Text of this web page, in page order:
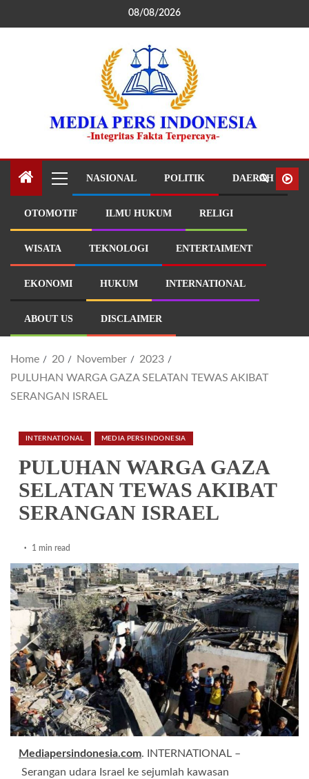
08/08/2026
NASIONAL POLITIK DAERAH
OTOMOTIF ILMU HUKUM RELIGI
WISATA TEKNOLOGI ENTERTAIMENT
EKONOMI HUKUM INTERNATIONAL
ABOUT US DISCLAIMER
Home 20 November
2023
PULUHAN WARGA GAZA SELATAN TEWAS AKIBAT
SERANGAN ISRAEL
INTERNATIONAL MEDIA PERS INDONESIA
PULUHAN WARGA GAZA
SELATAN TEWAS AKIBAT
SERANGAN ISRAEL
1 min read
Mediapersindonesia.com. INTERNATIONAL –
Serangan udara Israel ke sejumlah kawasan